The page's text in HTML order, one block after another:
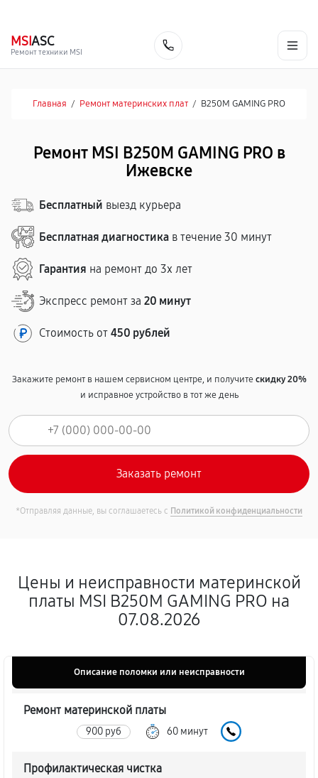
MSIASC
Ремонт техники MSI
Главная / Ремонт материнских плат / B250M GAMING PRO
Ремонт MSI B250M GAMING PRO в
Ижевске
Бесплатный выезд курьера
Бесплатная диагностика в течение 30 минут
Гарантия на ремонт до 3х лет
Экспресс ремонт за 20 минут
Стоимость от 450 рублей
Закажите ремонт в нашем сервисном центре, и получитескидку 20%
и исправное устройство в тот же день
*Отправляя данные, вы соглашаетесь с Политикой конфиденциальности
Цены и неисправности материнской
платы MSI B250M GAMING PRO на
07.08.2026
Описание поломки или неисправности
Ремонт материнской платы
900 руб 60 минут
Профилактическая чистка